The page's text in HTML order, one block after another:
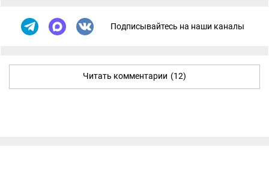
Подписывайтесь на наши каналы
Читать комментарии (12)